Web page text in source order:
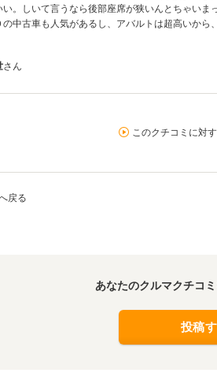
い。しいて言うなら後部座席が狭いんとちゃい
の中古車も人気があるし、アバルトは超高いか
さん
このクチコミに対
戻る
あなたのクルマクチコ
投稿